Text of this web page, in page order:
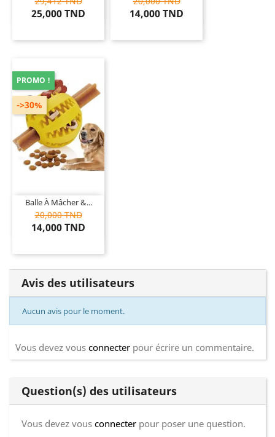
25,000 TND 14,000 TND
Balle À Mâcher &...
20,000 TND
14,000 TND
PROMO !
->30%
Avis des utilisateurs
Aucun avis pour le moment.
Vous devez vous connecter pour écrire un commentaire.
Question(s) des utilisateurs
Vous devez vous connecter pour poser une question.